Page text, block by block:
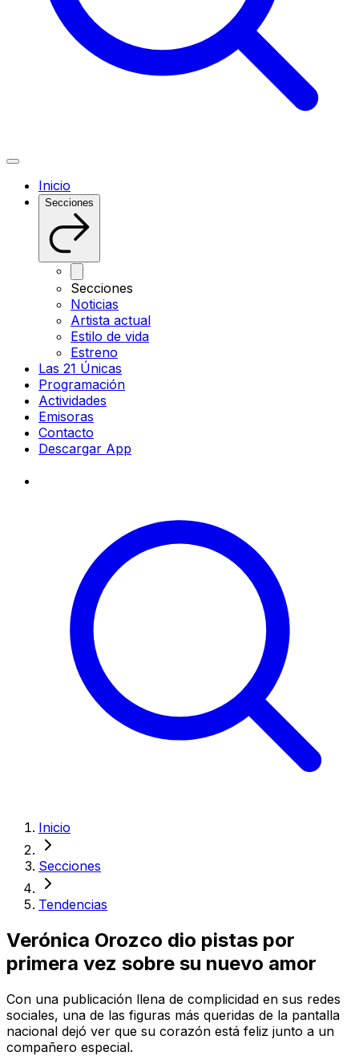
Inicio
Secciones
Secciones
Noticias
Artista actual
Estilo de vida
Estreno
Las 21 Únicas
Programación
Actividades
Emisoras
Contacto
Descargar App
Inicio
Secciones
Tendencias
Verónica Orozco dio pistas por
primera vez sobre su nuevo amor
Con una publicación llena de complicidad en sus redes
sociales, una de las figuras más queridas de la pantalla
nacional dejó ver que su corazón está feliz junto a un
compañero especial.